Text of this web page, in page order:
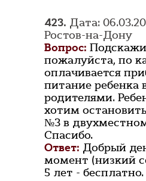
423. Дата:
Ростов-на-Дону
Вопрос:
пожалуйста, по
оплачивается
питание ребенка
родителями.
хотим
№3 в
Спасибо.
Ответ: Добрый
момент (низкий
5 лет - бесплатно.